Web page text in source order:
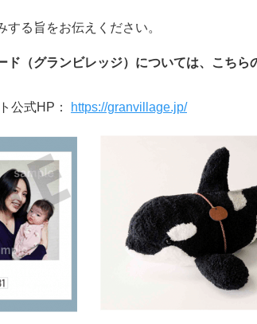
する旨をお伝えください。
ド（グランビレッジ）については、こちら
公式HP：
https://granvillage.jp/